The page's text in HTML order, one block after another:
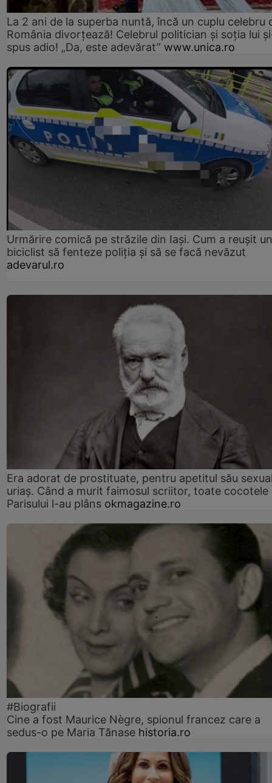
La 2 ani de la superba nuntă, încă un cuplu celebru
România divorțează! Celebrul politician și soția lui
spus adio! „Da, este adevărat” www.unica.ro
Urmărire comică pe străzile din Iași. Cum a reușit un
biciclist să fenteze poliția și să se facă nevăzut
adevarul.ro
Era adorat de prostituate, pentru apetitul său
uriaș. Când a murit faimosul scriitor, toate cocotele
Parisului l-au plâns okmagazine.ro
#Biografii
Cine a fost Maurice Nègre, spionul francez care a
sedus-o pe Maria Tănase historia.ro